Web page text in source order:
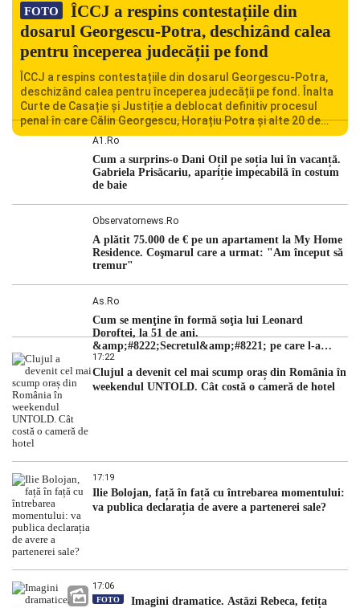
FOTO
ÎCCJ a respins contestațiile din
dosarul Georgescu-Potra, deschizând calea
pentru începerea judecății pe fond
ÎCCJ a respins contestațiile din dosarul Georgescu-Potra,
deschizând calea pentru începerea judecății pe fond. Înalta
Curte de Casație și Justiție a deblocat definitiv procesul
penal în care Călin Georgescu, Horațiu Potra și alte 20 de
persoane sunt acuzați de acțiuni îndreptate împotriva
judecătorii de la instanța supremă au […]
A1.ro
Cum a surprins-o Dani Oțil pe soția lui în vacanță.
Gabriela Prisăcariu, apariție impecabilă în costum
de baie
Observatornews.ro
A plătit 75.000 de € pe un apartament la My Home
Residence. Coşmarul care a urmat: "Am început să
tremur"
As.ro
Cum se menţine în formă soţia lui Leonard
Doroftei, la 51 de ani.
&amp;#8222;Secretul&amp;#8221; pe care l-a
dezvăluit
17:22
Clujul a devenit cel mai scump oraș din România în
weekendul UNTOLD. Cât costă o cameră de hotel
17:19
Ilie Bolojan, față în față cu întrebarea momentului:
va publica declarația de avere a partenerei sale?
17:06
FOTO
Imagini dramatice. Astăzi Rebeca, fetița